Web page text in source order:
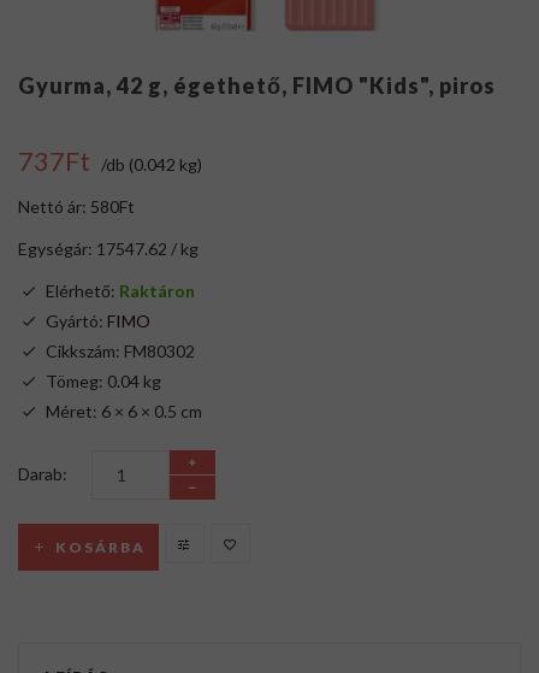
Gyurma, 42 g, égethető, FIMO "Kids", piros
737Ft /db (0.042 kg)
Nettó ár: 580Ft
Egységár: 17547.62 / kg
Elérhető: Raktáron
Gyártó: FIMO
Cikkszám: FM80302
Tömeg: 0.04 kg
Méret: 6 × 6 × 0.5 cm
Darab:
KOSÁRBA